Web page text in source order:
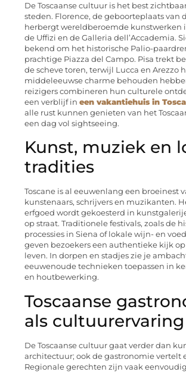
De Toscaanse cultuur is het best
steden. Florence, de geboorteplaats van
herbergt wereldberoemde kunstwerken
de Uffizi en de Galleria dell’Accademia.
bekend om het historische Palio-
prachtige Piazza del Campo. Pisa trekt
de scheve toren, terwijl Lucca en Arezzo
middeleeuwse charme behouden
reizigers combineren hun culturele
een verblijf in een vakantiehuis in
alle rust kunnen genieten van het
een dag vol sightseeing.
Kunst, muziek en
tradities
Toscane is al eeuwenlang een broeinest
kunstenaars, schrijvers en muzikanten.
erfgoed wordt gekoesterd in
op straat. Traditionele festivals, zoals de
processies in Siena of lokale wijn- en
geven bezoekers een authentieke kijk op
leven. In dorpen en stadjes zie je
eeuwenoude technieken toepassen in
en houtbewerking.
Toscaanse
als cultuurervaring
De Toscaanse cultuur gaat verder dan
architectuur; ook de gastronomie vertelt
Regionale gerechten zijn vaak